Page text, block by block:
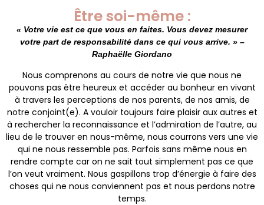
Être soi-même :
« Votre vie est ce que vous en faites. Vous devez mesurer
votre part de responsabilité dans ce qui vous arrive. » –
Raphaëlle Giordano
Nous comprenons au cours de notre vie que nous ne
pouvons pas être heureux et accéder au bonheur en vivant
à travers les perceptions de nos parents, de nos amis, de
notre conjoint(e). A vouloir toujours faire plaisir aux autres et
à rechercher la reconnaissance et l’admiration de l’autre, au
lieu de le trouver en nous-même, nous courrons vers une vie
qui ne nous ressemble pas. Parfois sans même nous en
rendre compte car on ne sait tout simplement pas ce que
l’on veut vraiment. Nous gaspillons trop d’énergie à faire des
choses qui ne nous conviennent pas et nous perdons notre
temps.